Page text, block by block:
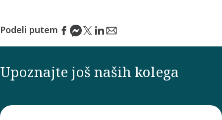
Podeli putem
Upoznajte još naših kolega